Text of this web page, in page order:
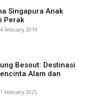
Singapura Anak
Perak
February 2019
Besout: Destinasi
Alam dan
February 2025